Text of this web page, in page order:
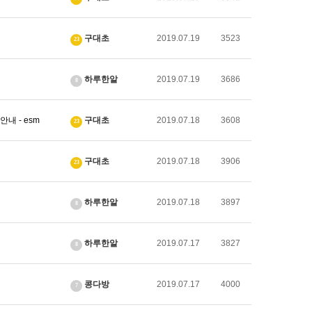
23 구대초 2019.07.19 3523
하루한알 2019.07.19 3686
내 - esm 23 구대초 2019.07.18 3608
23 구대초 2019.07.18 3906
하루한알 2019.07.18 3897
하루한알 2019.07.17 3827
7 콩다방 2019.07.17 4000